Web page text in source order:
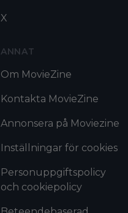
X
ANNAT
Om MovieZine
Kontakta MovieZine
Annonsera på Moviezine
Inställningar för cookies
Personuppgiftspolicy
och cookiepolicy